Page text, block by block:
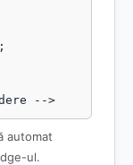
-->
automat
ul.